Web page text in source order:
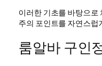
이러한 기초를 바탕으로
주의 포인트를 자연스럽
룸알바 구인